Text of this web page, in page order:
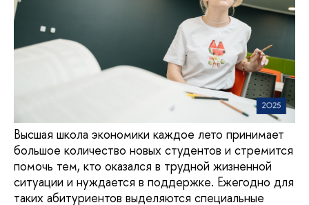
Высшая школа экономики каждое лето принимает
большое количество новых студентов и стремится
помочь тем, кто оказался в трудной жизненной
ситуации и нуждается в поддержке. Ежегодно для
таких абитуриентов выделяются специальные